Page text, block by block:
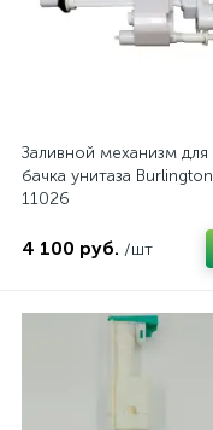
Заливной механизм для
бачка унитаза Burlington
11026
4 100 руб. /шт